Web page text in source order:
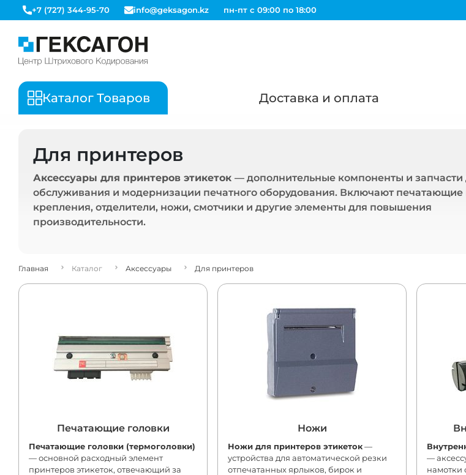
+7 (727) 344-95-70 info@geksagon.kz пн-пт с 09:00 по 18:00
Каталог Товаров Доставка и оплата
Для принтеров
Аксессуары для принтеров этикеток — дополнительные компоненты и запчасти
обслуживания и модернизации печатного оборудования. Включают печатающие
крепления, отделители, ножи, смотчики и другие элементы для повышения
производительности.
Главная Каталог Аксессуары Для принтеров
Печатающие головки
Печатающие головки (термоголовки)
— основной расходный элемент
принтеров этикеток, отвечающий за
Ножи
Ножи для принтеров этикеток—
устройства для автоматической резки
отпечатанных ярлыков, бирок и
—
намотки